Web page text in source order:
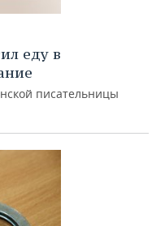
еду в
писательницы